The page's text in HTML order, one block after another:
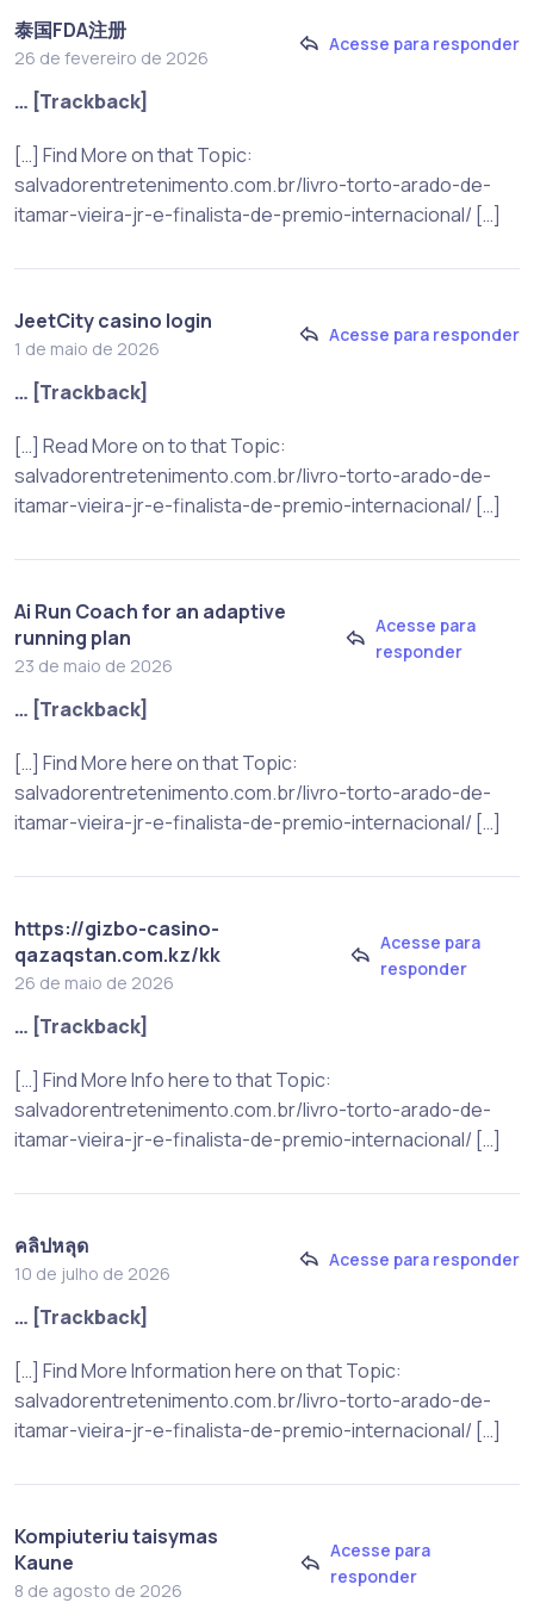
泰国FDA注册
26 de fevereiro de 2026
Acesse para responder
… [Trackback]
[…] Find More on that Topic:
salvadorentretenimento.com.br/livro-torto-arado-de-
itamar-vieira-jr-e-finalista-de-premio-internacional/ […]
JeetCity casino login
1 de maio de 2026
Acesse para responder
… [Trackback]
[…] Read More on to that Topic:
salvadorentretenimento.com.br/livro-torto-arado-de-
itamar-vieira-jr-e-finalista-de-premio-internacional/ […]
Ai Run Coach for an adaptive
running plan
23 de maio de 2026
Acesse para
responder
… [Trackback]
[…] Find More here on that Topic:
salvadorentretenimento.com.br/livro-torto-arado-de-
itamar-vieira-jr-e-finalista-de-premio-internacional/ […]
https://gizbo-casino-
qazaqstan.com.kz/kk
26 de maio de 2026
Acesse para
responder
… [Trackback]
[…] Find More Info here to that Topic:
salvadorentretenimento.com.br/livro-torto-arado-de-
itamar-vieira-jr-e-finalista-de-premio-internacional/ […]
คลิปหลุด
10 de julho de 2026
Acesse para responder
… [Trackback]
[…] Find More Information here on that Topic:
salvadorentretenimento.com.br/livro-torto-arado-de-
itamar-vieira-jr-e-finalista-de-premio-internacional/ […]
Kompiuteriu taisymas
Kaune
8 de agosto de 2026
Acesse para
responder